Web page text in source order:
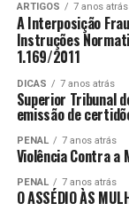
ARTIGOS 7 anos atrás
A Interposição
Instruções
1.169/2011
DICAS 7 anos atrás
Superior Tribunal
emissão de
PENAL 7 anos atrás
Violência Contra a
PENAL 7 anos atrás
O ASSÉDIO ÀS